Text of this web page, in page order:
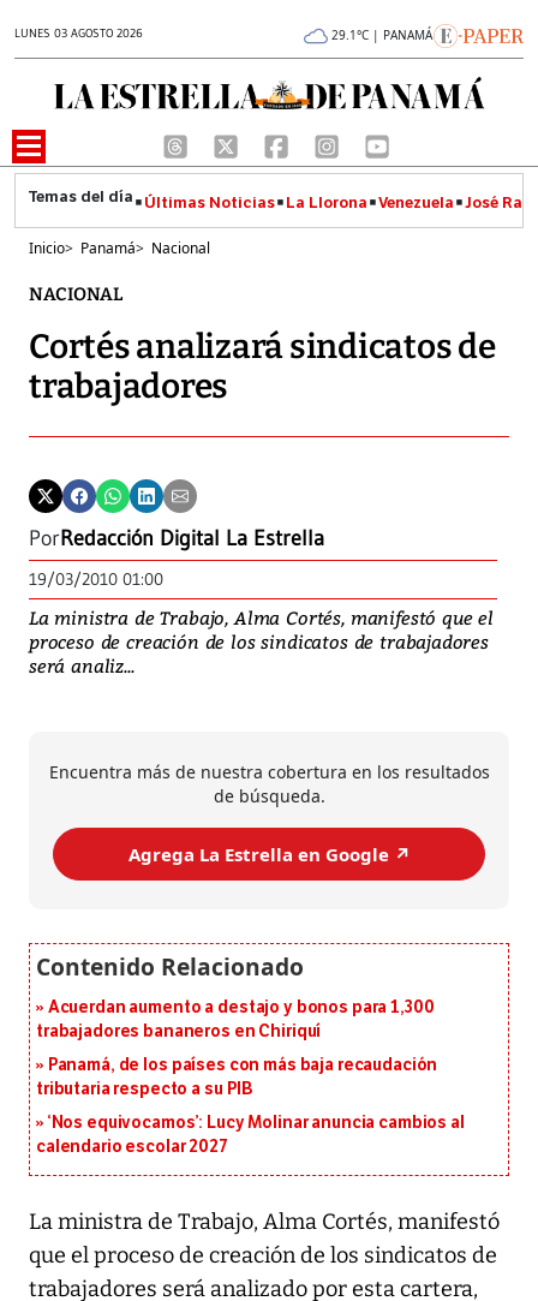
LUNES 03 AGOSTO 2026 29.1°C | PANAMÁ
Últimas Noticias La Llorona Venezuela José
Inicio> Panamá> Nacional
NACIONAL
Cortés analizará sindicatos de
trabajadores
PorRedacción Digital La Estrella
19/03/2010 01:00
La ministra de Trabajo, Alma Cortés, manifestó que el
proceso de creación de los sindicatos de trabajadores
será analiz...
Encuentra más de nuestra cobertura en los resultados
de búsqueda.
Agrega La Estrella en Google ↗️
Acuerdan aumento a destajo y bonos para 1,300
trabajadores bananeros en Chiriquí
Panamá, de los países con más baja recaudación
tributaria respecto a su PIB
‘Nos equivocamos’: Lucy Molinar anuncia cambios al
calendario escolar 2027
La ministra de Trabajo, Alma Cortés, manifestó
que el proceso de creación de los sindicatos de
trabajadores será analizado por esta cartera,